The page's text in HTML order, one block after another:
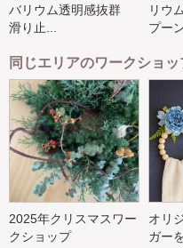
バリウム透明感抜群
滑り止...
リウ
プーン
同じエリアのワークショッ
2025年クリスマスワー
クショップ
オリ
ガー